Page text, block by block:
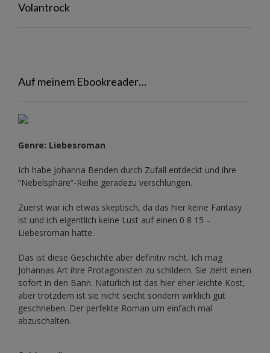
Volantrock
Auf meinem Ebookreader…
Genre: Liebesroman
Ich habe Johanna Benden durch Zufall entdeckt und ihre
“Nebelsphäre”-Reihe geradezu verschlungen.
Zuerst war ich etwas skeptisch, da das hier keine Fantasy
ist und ich eigentlich keine Lust auf einen 0 8 15 –
Liebesroman hatte.
Das ist diese Geschichte aber definitiv nicht. Ich mag
Johannas Art ihre Protagonisten zu schildern. Sie zieht einen
sofort in den Bann. Natürlich ist das hier eher leichte Kost,
aber trotzdem ist sie nicht seicht sondern wirklich gut
geschrieben. Der perfekte Roman um einfach mal
abzuschalten.